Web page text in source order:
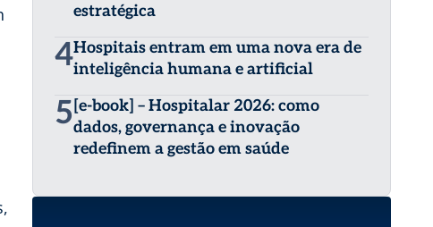
estratégica
4Hospitais entram em uma nova era de
inteligência humana e artificial
5 [e-book] – Hospitalar 2026: como
dados, governança e inovação
redefinem a gestão em saúde